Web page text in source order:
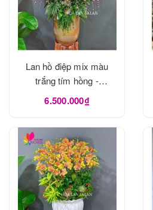
Lan hồ điệp mix màu
trắng tím hồng -
LHD1175
6.500.000₫